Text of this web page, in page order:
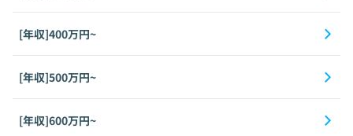
[年収]400万円~
[年収]500万円~
[年収]600万円~